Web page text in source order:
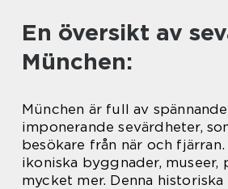
En översikt av
München:
München är full av
imponerande sevärdheter,
besökare från när och
ikoniska byggnader, museer,
mycket mer. Denna